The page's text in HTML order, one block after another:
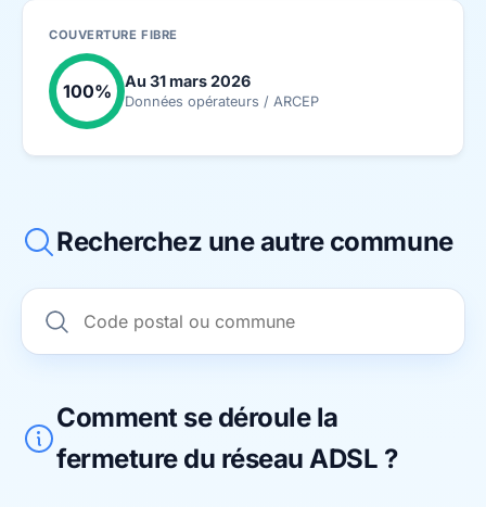
COUVERTURE FIBRE
100% Au 31 mars 2026
Données opérateurs / ARCEP
Recherchez une autre commune
Comment se déroule la
fermeture du réseau ADSL ?